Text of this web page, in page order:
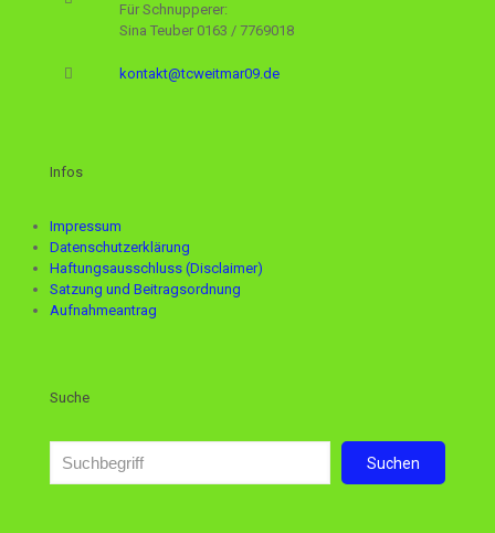
Für Schnupperer:
Sina Teuber 0163 / 7769018
kontakt@tcweitmar09.de
Infos
Impressum
Datenschutzerklärung
Haftungsausschluss (Disclaimer)
Satzung und Beitragsordnung
Aufnahmeantrag
Suche
Suchen Suchen